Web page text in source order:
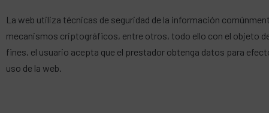
La web utiliza técnicas de seguridad de la información
mecanismos criptográficos, entre otros, todo ello con el objeto
fines, el usuario acepta que el prestador obtenga datos para
uso de la web.